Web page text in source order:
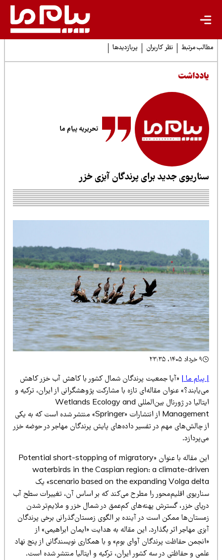
مرتبط نظر کاربران پربازدیدها
تحریریه پیام ما
جدید برای پرندگان آبزی خزر
ما |«آیا جمعیت پرندگان شمال کشور با کاهش آب خزر کاهش
عنوان مقاله‌ای تازه با مشارکت پژوهشگرانی از ایران، ترکیه و
ایتالیا در ژورنال بین‌المللی Wetlands Ecology and
Management از انتشارات «Springer» منتشر شده است که به یکی
چالش‌های مهم در تفسیر داده‌های پایش پرندگان مهاجر در حوضه خزر
این مقاله با عنوان «Potential short-stopping of migratory
waterbirds in the Caspian region: a climate-
scenario based on the expanding Volga delta» یک
اقلیم‌محور را مطرح می‌کند که بر اساس آن، تغییرات سطح آب
خزر، گسترش پهنه‌های کم‌عمق در شمال خزر و ملایم‌تر شدن
ممکن است در آینده بر الگوی زمستان‌گذرانی برخی پرندگان
مهاجر اثر بگذارد. این مقاله به هدایت «ایمان ابراهیمی» از
حفاظت پرندگان آوای بوم» و با همکاری نویسندگانی از پنج نهاد
و حفاظتی در سه کشور ایران، ترکیه و ایتالیا منتشر شده است.